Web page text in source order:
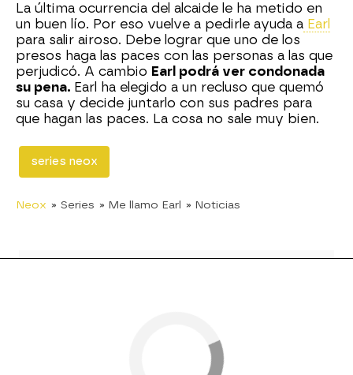
La última ocurrencia del alcaide le ha metido en
un buen lío. Por eso vuelve a pedirle ayuda a Earl
para salir airoso. Debe lograr que uno de los
presos haga las paces con las personas a las que
perjudicó. A cambio Earl podrá ver condonada
su pena. Earl ha elegido a un recluso que quemó
su casa y decide juntarlo con sus padres para
que hagan las paces. La cosa no sale muy bien.
series neox
Neox » Series » Me llamo Earl » Noticias